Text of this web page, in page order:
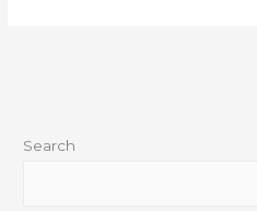
Search